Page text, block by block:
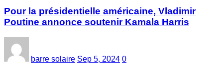
Pour la présidentielle américaine, Vladimir
Poutine annonce soutenir Kamala Harris
barre solaire Sep 5, 2024 0